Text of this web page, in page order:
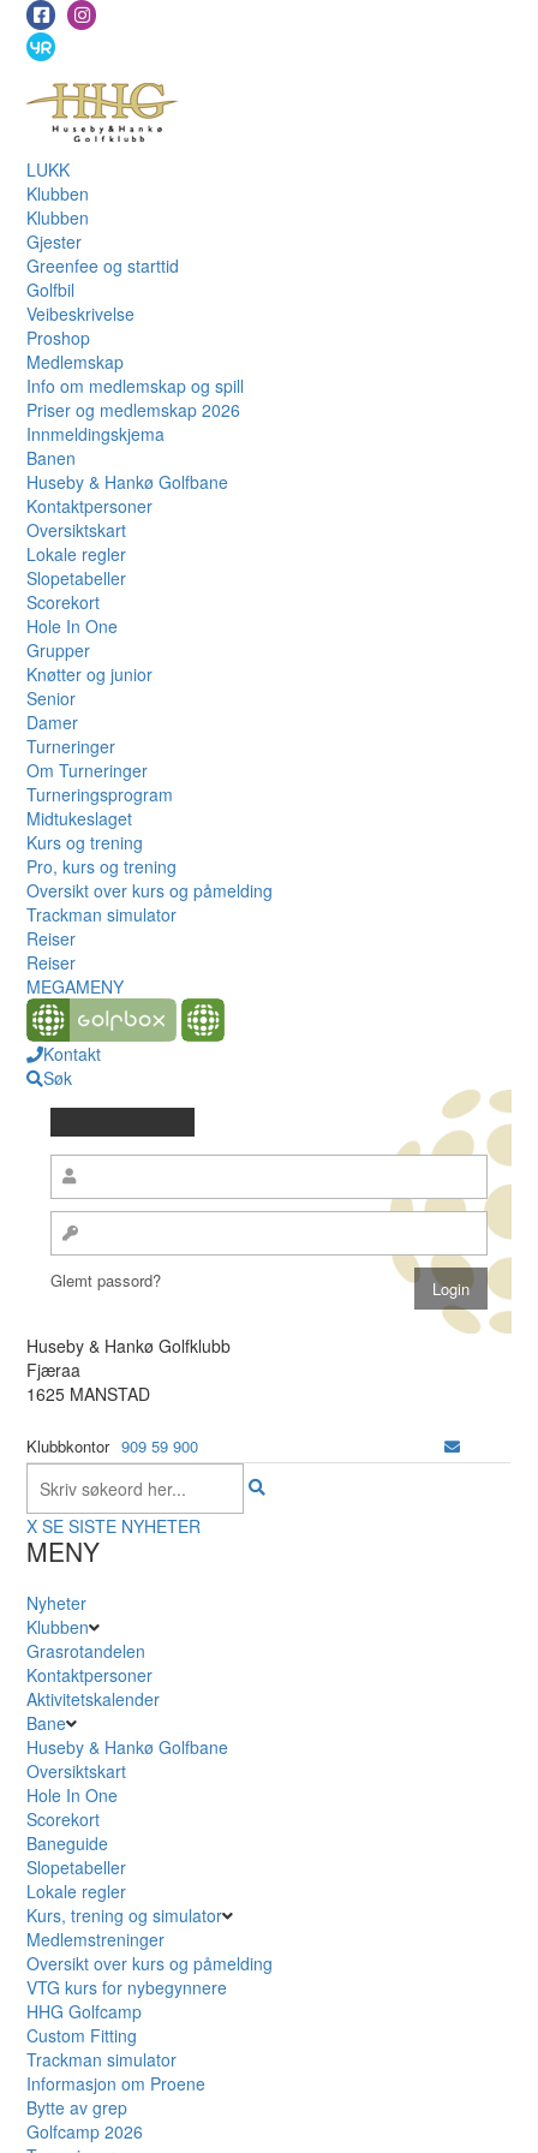
LUKK
Klubben
Klubben
Gjester
Greenfee og starttid
Golfbil
Veibeskrivelse
Proshop
Medlemskap
Info om medlemskap og spill
Priser og medlemskap 2026
Innmeldingskjema
Banen
Huseby & Hankø Golfbane
Kontaktpersoner
Oversiktskart
Lokale regler
Slopetabeller
Scorekort
Hole In One
Grupper
Knøtter og junior
Senior
Damer
Turneringer
Om Turneringer
Turneringsprogram
Midtukeslaget
Kurs og trening
Pro, kurs og trening
Oversikt over kurs og påmelding
Trackman simulator
Reiser
Reiser
MEGAMENY
Kontakt
Søk
Glemt passord?
Huseby & Hankø Golfklubb
Fjæraa
1625 MANSTAD
Klubbkontor 909 59 900
X SE SISTE NYHETER
MENY
Nyheter
Klubben
Grasrotandelen
Kontaktpersoner
Aktivitetskalender
Bane
Huseby & Hankø Golfbane
Oversiktskart
Hole In One
Scorekort
Baneguide
Slopetabeller
Lokale regler
Kurs, trening og simulator
Medlemstreninger
Oversikt over kurs og påmelding
VTG kurs for nybegynnere
HHG Golfcamp
Custom Fitting
Trackman simulator
Informasjon om Proene
Bytte av grep
Golfcamp 2026